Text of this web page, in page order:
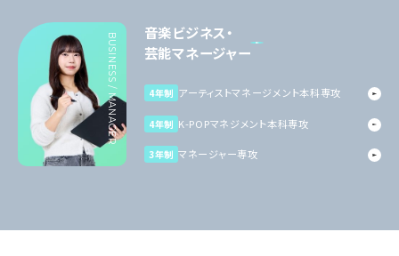
BUSINESS / MANAGER
音楽ビジネス・
芸能マネージャー
4年制 アーティストマネージメント本科専攻
4年制 K-POPマネジメント本科専攻
3年制 マネージャー専攻